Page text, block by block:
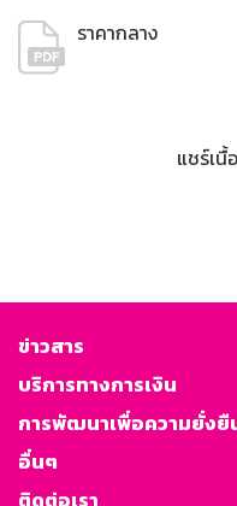
ราคากลาง
แชร์เนื้
ข่าวสาร
บริการทางการเงิน
การพัฒนาเพื่อความยั่งยื
อื่นๆ